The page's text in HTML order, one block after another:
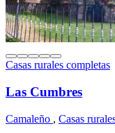
Casas rurales completas
Las Cumbres
Camaleño , Casas